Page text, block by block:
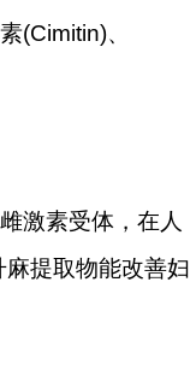
(Cimitin)、
激素受体，在人
提取物能改善妇